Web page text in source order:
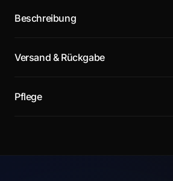
Beschreibung
Versand & Rückgabe
Pflege